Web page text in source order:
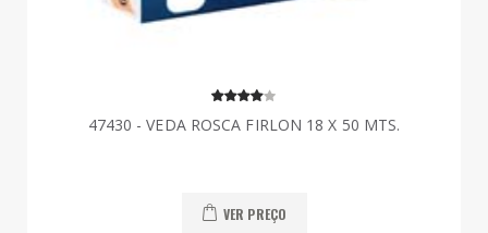
47430 - VEDA ROSCA FIRLON 18 X 50 MTS.
VER PREÇO